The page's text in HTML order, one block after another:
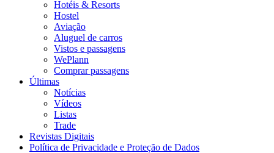
Hotéis & Resorts
Hostel
Aviação
Aluguel de carros
Vistos e passagens
WePlann
Comprar passagens
Últimas
Notícias
Vídeos
Listas
Trade
Revistas Digitais
Política de Privacidade e Proteção de Dados